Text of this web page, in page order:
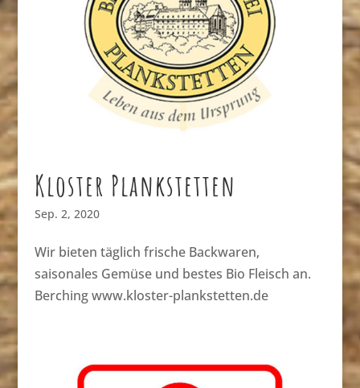
Kloster Plankstetten
Sep. 2, 2020
Wir bieten täglich frische Backwaren,
saisonales Gemüse und bestes Bio Fleisch an.
Berching www.kloster-plankstetten.de